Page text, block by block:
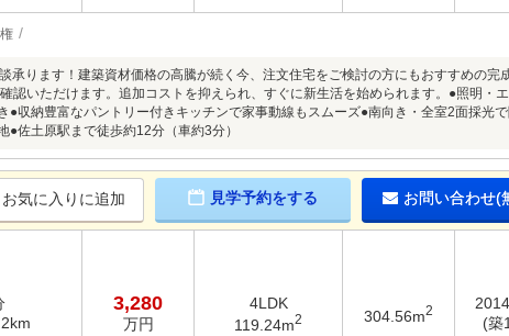
承ります！建築資材価格の高騰が続く今、注文住宅をご検討の方にもおすすめの完
認いただけます。追加コストを抑えられ、すぐに新生活を始められます。●照明・
収納豊富なパントリー付きキッチンで家事動線もスムーズ●南向き・全室2面採光
佐土原駅まで徒歩約12分（車約3分）
お気に入りに追加 見学予約をする お問い合わせ(
3,280
万円
4LDK
119.24m2 304.56m2
(築